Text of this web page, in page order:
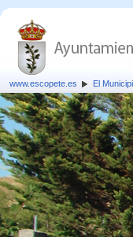
www.escopete.es El